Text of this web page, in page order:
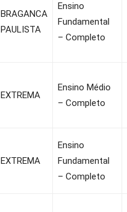
BRAGANCA
PAULISTA
Ensino
Fundamental
– Completo
EXTREMA
Ensino Médio
– Completo
EXTREMA
Ensino
Fundamental
– Completo